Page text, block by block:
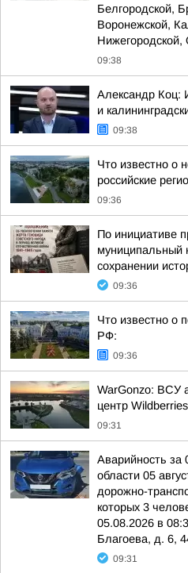
Белгородской,
Воронежской,
Нижегородской,
09:38
Александр Коц:
и
09:38
Что известно о
российские
09:36
По инициативе
муниципальный
сохранении
09:36
Что известно о
РФ:
09:36
WarGonzo: ВСУ
центр
09:31
Аварийность за
области 05
дорожно-
которых 3
05.08.2026 в
Благоева, д. 6,
09:31